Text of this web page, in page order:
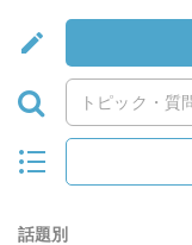
話題別